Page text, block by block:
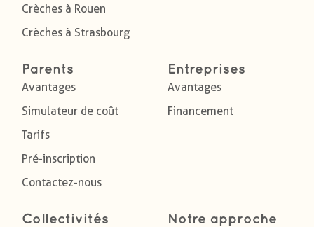
Crèches à Rouen
Crèches à Strasbourg
Parents
Avantages
Simulateur de coût
Tarifs
Pré-inscription
Contactez-nous
Entreprises
Avantages
Financement
Collectivités Notre approche